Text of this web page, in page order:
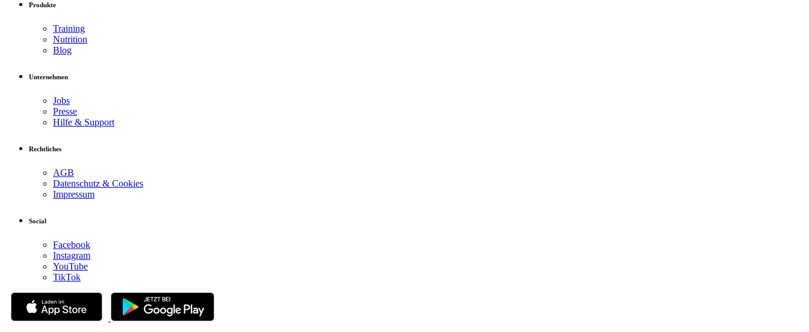
Produkte
Training
Nutrition
Blog
Unternehmen
Jobs
Presse
Hilfe & Support
Rechtliches
AGB
Datenschutz & Cookies
Impressum
Social
Facebook
Instagram
YouTube
TikTok